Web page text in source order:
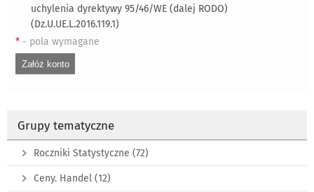
uchylenia dyrektywy 95/46/WE (dalej RODO)
(Dz.U.UE.L.2016.119.1)
* - pola wymagane
Grupy tematyczne
Roczniki Statystyczne (72)
Ceny. Handel (12)